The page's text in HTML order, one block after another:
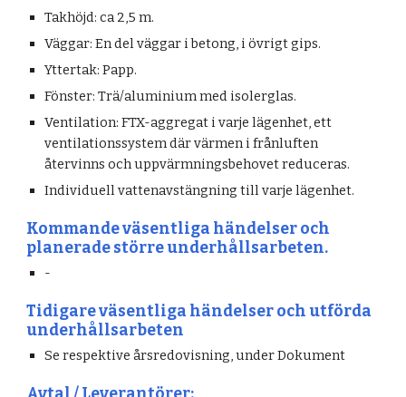
Takhöjd: ca 2,5 m.
Väggar: En del väggar i betong, i övrigt gips.
Yttertak: Papp.
Fönster: Trä/aluminium med isolerglas.
Ventilation: FTX-aggregat i varje lägenhet, ett
ventilationssystem där värmen i frånluften
återvinns och uppvärmningsbehovet reduceras.
Individuell vattenavstängning till varje lägenhet.
Kommande väsentliga händelser och
planerade större underhållsarbeten.
-
Tidigare väsentliga händelser och utförda
underhållsarbeten
Se respektive årsredovisning, under Dokument